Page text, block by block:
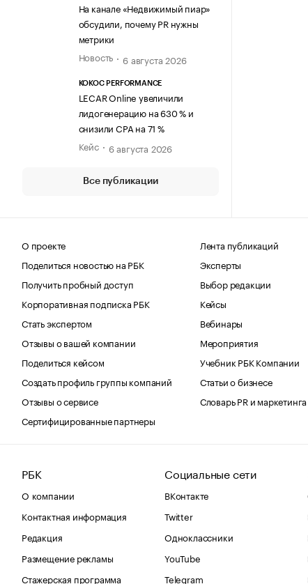
На канале «Недвижимый пиар»
обсудили, почему PR нужны
метрики
Новость
6 августа 2026
KOKOC PERFORMANCE
LECAR Online увеличили
лидогенерацию на 630 % и
снизили CPA на 71 %
Кейс
6 августа 2026
Все публикации
О проекте
Поделиться новостью на РБК
Получить пробный доступ
Корпоративная подписка РБК
Стать экспертом
Отзывы о вашей компании
Поделиться кейсом
Создать профиль группы компаний
Отзывы о сервисе
Сертифицированные партнеры
Лента публикаций
Эксперты
Выбор редакции
Кейсы
Вебинары
Мероприятия
Учебник РБК Компании
Статьи о бизнесе
Словарь PR и маркетинга
РБК
О компании
Контактная информация
Редакция
Размещение рекламы
Стажерская программа
Социальные сети
ВКонтакте
Twitter
Одноклассники
YouTube
Telegram